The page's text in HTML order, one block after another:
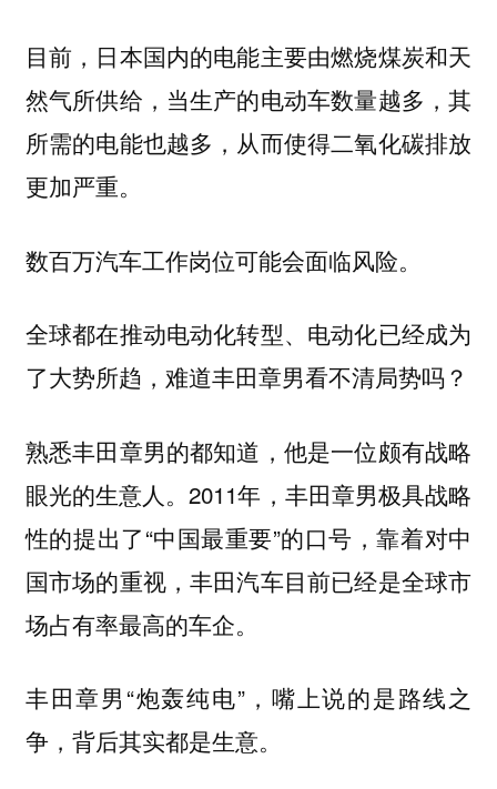
目前，日本国内的电能主要由燃烧煤炭和天
然气所供给，当生产的电动车数量越多，其
所需的电能也越多，从而使得二氧化碳排放
更加严重。
数百万汽车工作岗位可能会面临风险。
全球都在推动电动化转型、电动化已经成为
了大势所趋，难道丰田章男看不清局势吗？
熟悉丰田章男的都知道，他是一位颇有战略
眼光的生意人。2011年，丰田章男极具战略
性的提出了“中国最重要”的口号，靠着对中
国市场的重视，丰田汽车目前已经是全球市
场占有率最高的车企。
丰田章男“炮轰纯电”，嘴上说的是路线之
争，背后其实都是生意。